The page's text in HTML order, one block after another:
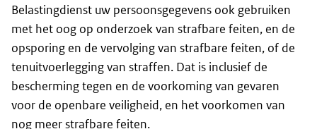
Belastingdienst uw persoonsgegevens ook gebruiken
met het oog op onderzoek van strafbare feiten, en de
opsporing en de vervolging van strafbare feiten, of de
tenuitvoerlegging van straffen. Dat is inclusief de
bescherming tegen en de voorkoming van gevaren
voor de openbare veiligheid, en het voorkomen van
nog meer strafbare feiten.